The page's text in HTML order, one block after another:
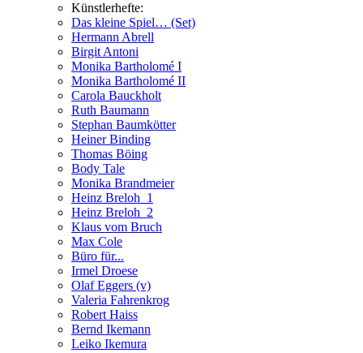
Künstlerhefte:
Das kleine Spiel… (Set)
Hermann Abrell
Birgit Antoni
Monika Bartholomé I
Monika Bartholomé II
Carola Bauckholt
Ruth Baumann
Stephan Baumkötter
Heiner Binding
Thomas Böing
Body Tale
Monika Brandmeier
Heinz Breloh_1
Heinz Breloh_2
Klaus vom Bruch
Max Cole
Büro für...
Irmel Droese
Olaf Eggers (v)
Valeria Fahrenkrog
Robert Haiss
Bernd Ikemann
Leiko Ikemura